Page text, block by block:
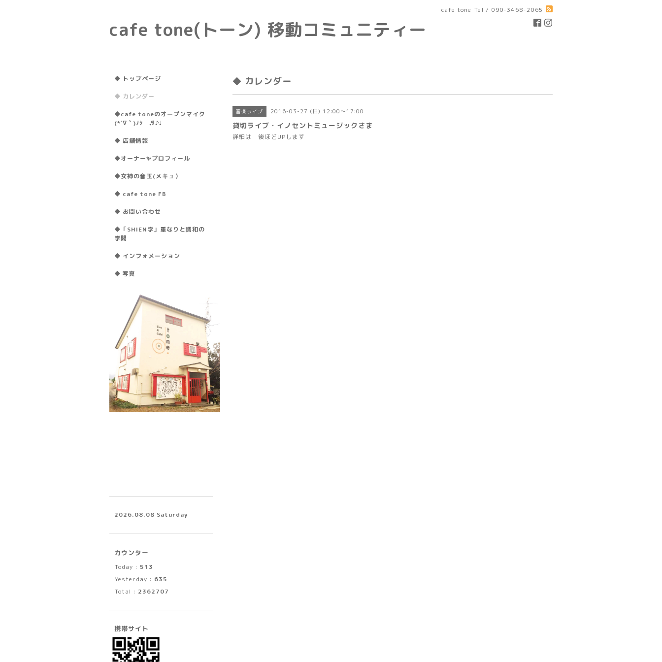
cafe tone Tel / 090-3468-2065
cafe tone(トーン) 移動コミュニティー
◆ カレンダー
音楽ライブ 2016-03-27 (日) 12:00～17:00
貸切ライブ・イノセントミュージックさま
詳細は 後ほどUPします
◆ トップページ
◆ カレンダー
◆cafe toneのオープンマイク
(*´∇｀)ﾉｼ ♬♪♩
◆ 店舗情報
◆オーナー✨プロフィール
◆女神の音玉(メキュ）
◆ cafe tone FB
◆ お問い合わせ
◆「SHIEN学」重なりと調和の
学問
◆ インフォメーション
◆ 写真
2026.08.08 Saturday
カウンター
Today : 513
Yesterday : 635
Total : 2362707
携帯サイト